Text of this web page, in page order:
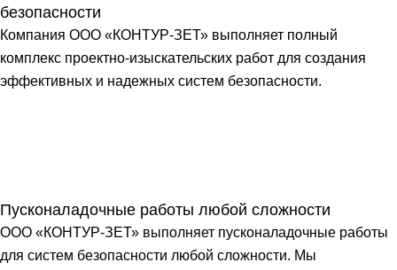
безопасности
Компания ООО «КОНТУР-ЗЕТ» выполняет полный
комплекс проектно-изыскательских работ для создания
эффективных и надежных систем безопасности.
Пусконаладочные работы любой сложности
ООО «КОНТУР-ЗЕТ» выполняет пусконаладочные работы
для систем безопасности любой сложности. Мы